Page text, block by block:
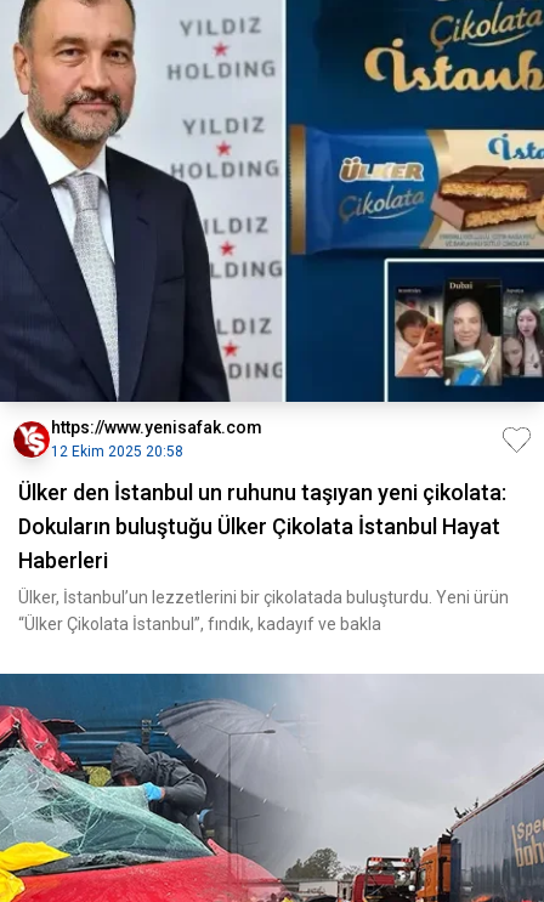
https://www.yenisafak.com
12 Ekim 2025 20:58
Ülker den İstanbul un ruhunu taşıyan yeni çikolata:
Dokuların buluştuğu Ülker Çikolata İstanbul Hayat
Haberleri
Ülker, İstanbul’un lezzetlerini bir çikolatada buluşturdu. Yeni ürün
“Ülker Çikolata İstanbul”, fındık, kadayıf ve bakla